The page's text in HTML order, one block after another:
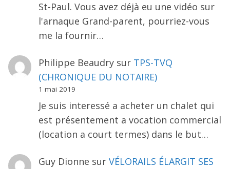
St-Paul. Vous avez déjà eu une vidéo sur
l'arnaque Grand-parent, pourriez-vous
me la fournir…
Philippe Beaudrysur TPS-TVQ
(CHRONIQUE DU NOTAIRE)
1 mai 2019
Je suis interessé a acheter un chalet qui
est présentement a vocation commercial
(location a court termes) dans le but…
Guy Dionne sur VÉLORAILS ÉLARGIT SES